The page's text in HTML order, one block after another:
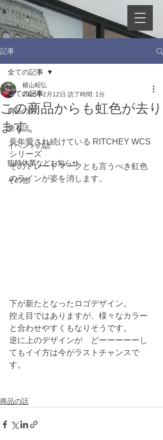
記事
全ての記事
商品の話
乗る話
イベントの話
臨時休業などお知らせ
その他
全ての記事
この商品からも虹色が去り
ます。
横山昭弘
2025年2月12日 読了時間: 1分
長年愛され続けている RITCHEY WCS
シリーズ
そのトレードマークとも言うべき虹色
のラインが姿を消します。
下が新たとなったロゴデザイン。
控え目ではありますが、様々なカラー
と合わせやすくもなりそうです。
逆に上のデザインが　どーーーーーし
てもイイ方は今がラストチャンスで
す。
商品の話